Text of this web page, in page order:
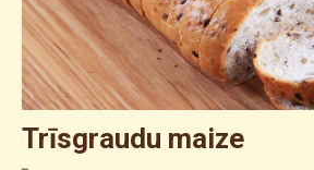
Trīsgraudu maize